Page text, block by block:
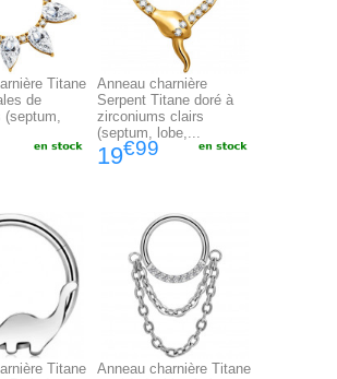
Titane
de
(septum,
Anneau charnière
Serpent Titane doré à
zirconiums clairs
(septum, lobe,...
19€99
Titane
Anneau charnière Titane